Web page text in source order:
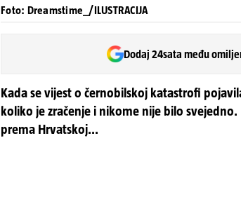
Foto: Dreamstime_/ILUSTRACIJA
Dodaj 24sata među
Kada se vijest o černobilskoj katastrofi
koliko je zračenje i nikome nije bilo
prema Hrvatskoj...